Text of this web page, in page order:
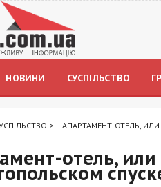
НОВИНИ СУСПІЛЬСТВО
> АПАРТАМЕНТ-ОТЕЛЬ,
отель,